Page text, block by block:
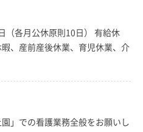
（各月公休原則10日） 有給休
、産前産後休業、育児休業、介
」での看護業務全般をお願いし